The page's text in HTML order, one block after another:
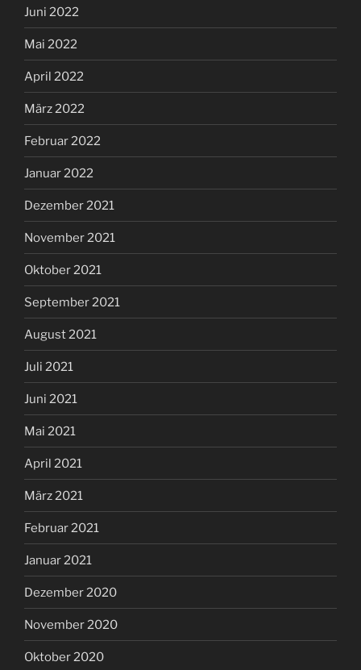
Juni 2022
Mai 2022
April 2022
März 2022
Februar 2022
Januar 2022
Dezember 2021
November 2021
Oktober 2021
September 2021
August 2021
Juli 2021
Juni 2021
Mai 2021
April 2021
März 2021
Februar 2021
Januar 2021
Dezember 2020
November 2020
Oktober 2020